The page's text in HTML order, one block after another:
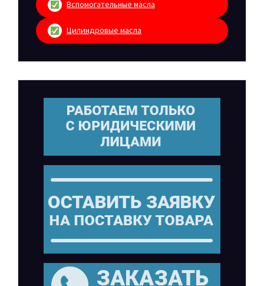
Вспомогательные масла
Цилиндровые масла